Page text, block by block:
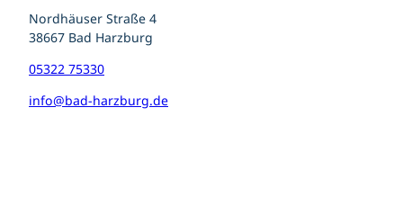
Nordhäuser Straße 4
38667 Bad Harzburg
05322 75330
info@bad-harzburg.de